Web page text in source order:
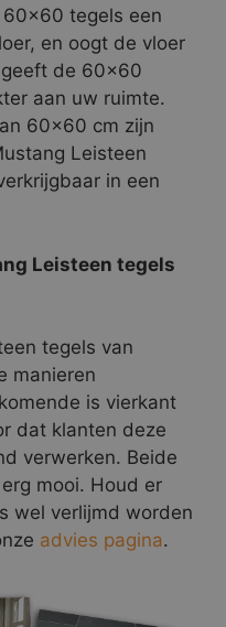
tegels een
en oogt de vloer
de 60×60
aan uw ruimte.
60×60 cm zijn
Leisteen
in een
Leisteen tegels
tegels van
manieren
is vierkant
dat klanten deze
verwerken. Beide
mooi. Houd er
wel verlijmd worden
advies pagina.